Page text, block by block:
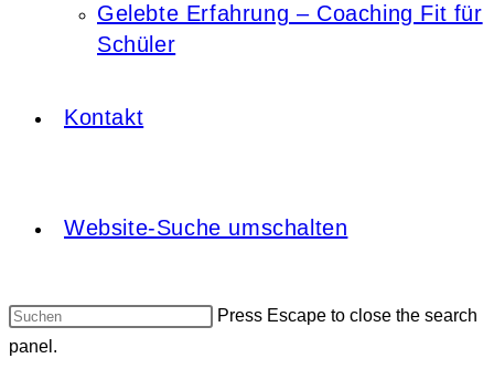
Gelebte Erfahrung – Coaching Fit für
Schüler
Kontakt
Website-Suche umschalten
Press Escape to close the search
panel.